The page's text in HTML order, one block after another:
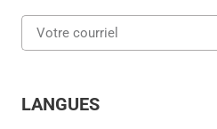
LANGUES